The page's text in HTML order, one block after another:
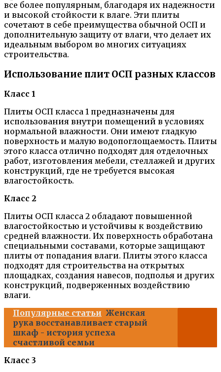
все более популярным, благодаря их надежности
и высокой стойкости к влаге. Эти плиты
сочетают в себе преимущества обычной ОСП и
дополнительную защиту от влаги, что делает их
идеальным выбором во многих ситуациях
строительства.
Использование плит ОСП разных классов
Класс 1
Плиты ОСП класса 1 предназначены для
использования внутри помещений в условиях
нормальной влажности. Они имеют гладкую
поверхность и малую водопоглощаемость. Плиты
этого класса отлично подходят для отделочных
работ, изготовления мебели, стеллажей и других
конструкций, где не требуется высокая
влагостойкость.
Класс 2
Плиты ОСП класса 2 обладают повышенной
влагостойкостью и устойчивы к воздействию
средней влажности. Их поверхность обработана
специальными составами, которые защищают
плиты от попадания влаги. Плиты этого класса
подходят для строительства на открытых
площадках, создания навесов, подполья и других
конструкций, подверженных воздействию
влаги.
Популярные статьи Женская
рука восстанавливает старый
шкаф - история успеха
счастливой семьи
Класс 3